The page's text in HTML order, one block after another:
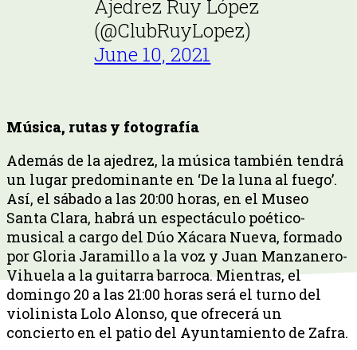
Ajedrez Ruy López
(@ClubRuyLopez)
June 10, 2021
Música, rutas y fotografía
Además de la ajedrez, la música también tendrá
un lugar predominante en ‘De la luna al fuego’.
Así, el sábado a las 20:00 horas, en el Museo
Santa Clara, habrá un espectáculo poético-
musical a cargo del Dúo Xácara Nueva, formado
por Gloria Jaramillo a la voz y Juan Manzanero-
Vihuela a la guitarra barroca. Mientras, el
domingo 20 a las 21:00 horas será el turno del
violinista Lolo Alonso, que ofrecerá un
concierto en el patio del Ayuntamiento de Zafra.